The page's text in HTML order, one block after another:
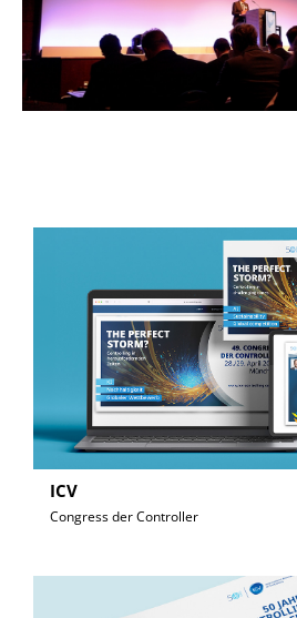
ICV
Congress der Controller